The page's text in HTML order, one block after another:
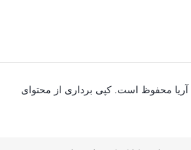
محفوظ است. کپی برداری از محتوای